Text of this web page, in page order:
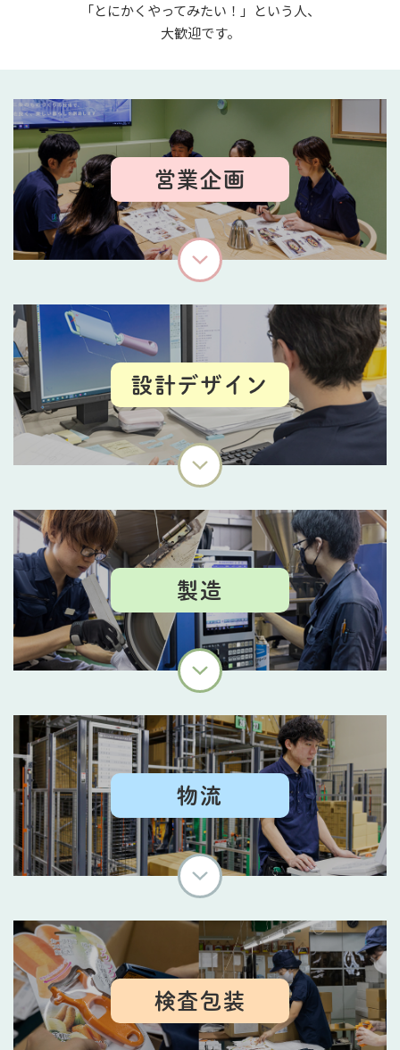
「とにかくやってみたい！」という人、
大歓迎です。
営業企画
設計デザイン
製造
物流
検査包装